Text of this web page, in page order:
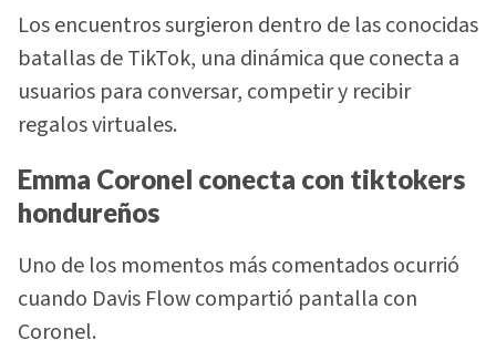
Los encuentros surgieron dentro de las conocidas
batallas de TikTok, una dinámica que conecta a
usuarios para conversar, competir y recibir
regalos virtuales.
Emma Coronel conecta con tiktokers
hondureños
Uno de los momentos más comentados ocurrió
cuando Davis Flow compartió pantalla con
Coronel.